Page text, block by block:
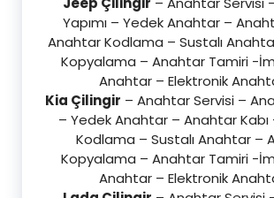
Yapımı – Yedek Anahtar –
Anahtar Kodlama – Sustalı
Kopyalama – Anahtar Tamiri -
Anahtar – Elektronik
Kia Çilingir – Anahtar Servisi –
– Yedek Anahtar – Anahtar
Kodlama – Sustalı Anahtar –
Kopyalama – Anahtar Tamiri -
Anahtar – Elektronik